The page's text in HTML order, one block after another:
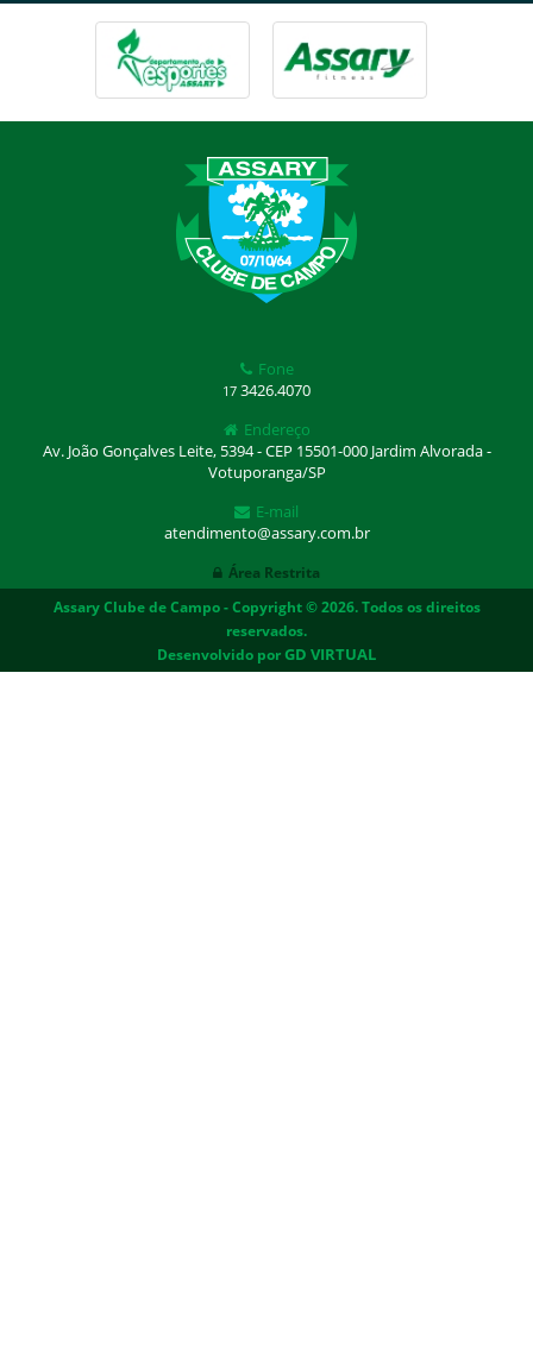
Fone
17 3426.4070
Endereço
Av. João Gonçalves Leite, 5394 - CEP 15501-000 Jardim Alvorada -
Votuporanga/SP
E-mail
atendimento@assary.com.br
Área Restrita
Assary Clube de Campo - Copyright © 2026. Todos os direitos
reservados.
Desenvolvido porGD VIRTUAL